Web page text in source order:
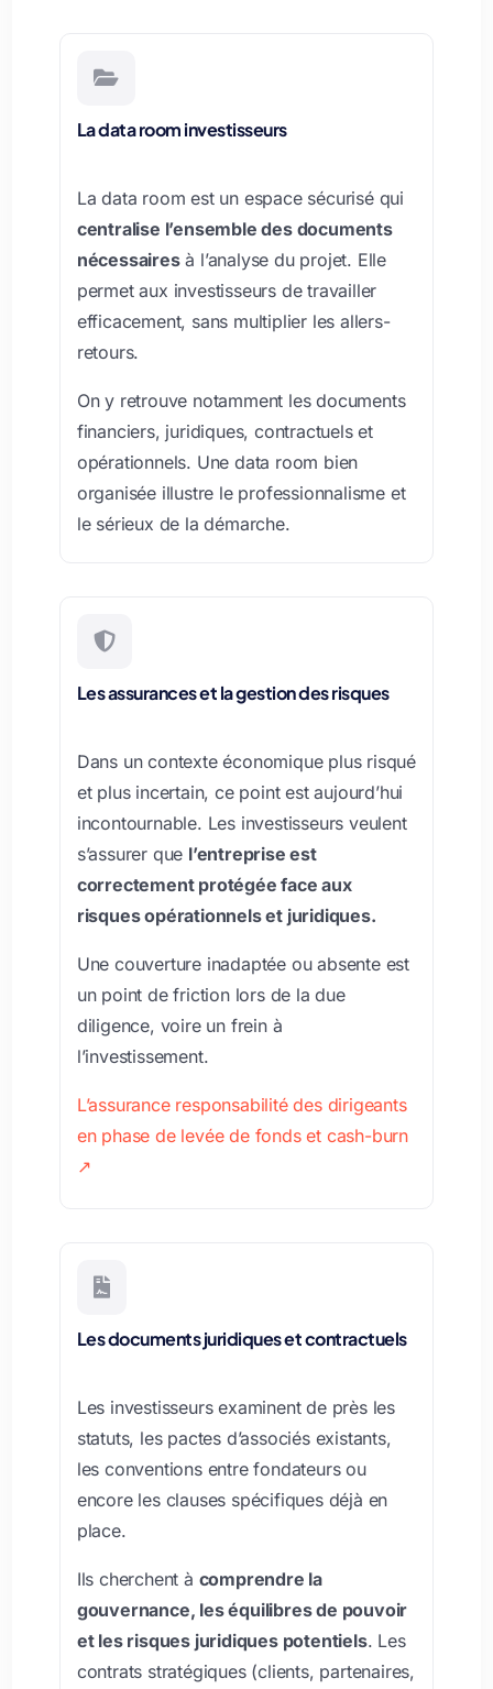

La data room investisseurs
La data room est un espace sécurisé qui
centralise l’ensemble des documents
nécessairesà l’analyse du projet. Elle
permet aux investisseurs de travailler
efficacement, sans multiplier les allers-
retours.
On y retrouve notamment les documents
financiers, juridiques, contractuels et
opérationnels. Une data room bien
organisée illustre le professionnalisme et
le sérieux de la démarche.

Les assurances et la gestion des risques
Dans un contexte économique plus risqué
et plus incertain, ce point est aujourd’hui
incontournable. Les investisseurs veulent
s’assurer que l’entreprise est
correctement protégée face aux
risques opérationnels et juridiques.
Une couverture inadaptée ou absente est
un point de friction lors de la due
diligence, voire un frein à
l’investissement.
L’assurance responsabilité des dirigeants
en phase de levée de fonds et cash-burn
↗

Les documents juridiques et contractuels
Les investisseurs examinent de près les
statuts, les pactes d’associés existants,
les conventions entre fondateurs ou
encore les clauses spécifiques déjà en
place.
Ils cherchent à comprendre la
gouvernance, les équilibres de pouvoir
et les risques juridiques potentiels. Les
contrats stratégiques (clients, partenaires,